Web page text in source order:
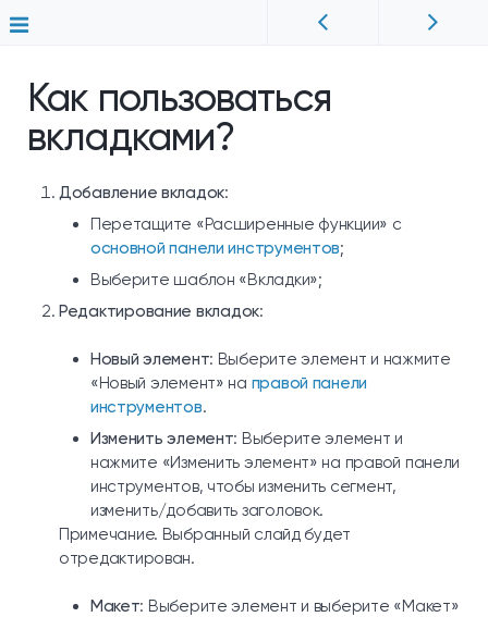
Как пользоваться
вкладками?
Добавление вкладок:
Перетащите «Расширенные функции» c
основной панели инструментов;
Выберите шаблон «Вкладки»;
Редактирование вкладок:
Новый элемент: Выберите элемент и нажмите
«Новый элемент» на правой панели
инструментов.
Изменить элемент: Выберите элемент и
нажмите «Изменить элемент» на правой панели
инструментов, чтобы изменить сегмент,
изменить/добавить заголовок.
Примечание. Выбранный слайд будет
отредактирован.
Макет: Выберите элемент и выберите «Макет»